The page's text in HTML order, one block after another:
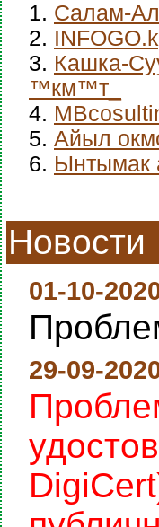
1. Салам-
2.
3. Кашка-
™км™т_
4.
5. Айыл
6. Ынтымак
Новости
01-10-
29-09-